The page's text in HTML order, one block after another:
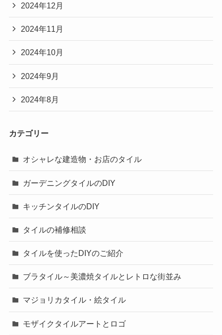
2024年12月
2024年11月
2024年10月
2024年9月
2024年8月
カテゴリー
オシャレな建造物・お店のタイル
ガーデニングタイルのDIY
キッチンタイルのDIY
タイルの補修相談
タイルを使ったDIYのご紹介
ブラタイル～美濃焼タイルとレトロな街並み
マジョリカタイル・絵タイル
モザイクタイルアートとロゴ